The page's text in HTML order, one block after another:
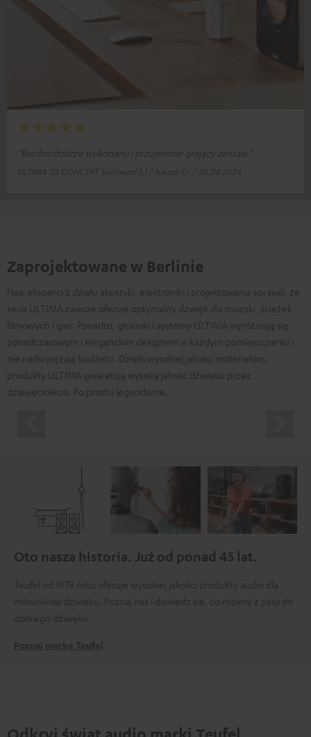
"Bardzo dobrze wykonany i przyjemnie grający zestaw."
ULTIMA 20 CONCEPT Surround 5.1 / łukasz O. / 30.08.2024
Zaprojektowane w Berlinie
Nasi eksperci z działu akustyki, elektroniki i projektowania sprawili, że
seria ULTIMA zawsze oferuje optymalny dźwięk dla muzyki, ścieżek
filmowych i gier. Ponadto, głośniki i systemy ULTIMA wyróżniają się
ponadczasowym i eleganckim designem w każdym pomieszczeniu i
nie nadwyrężają budżetu. Dzięki wysokiej jakości materiałom,
produkty ULTIMA gwaratują wysoką jakość dźwięku przez
dziesięciolecia. Po prostu legendarne.
Oto nasza historia. Już od ponad 45 lat.
Teufel od 1979 roku oferuje wysokiej jakości produkty audio dla
miłośników dźwięku. Poznaj nas i dowiedz się, co robimy z pasji do
dobrego dźwięku.